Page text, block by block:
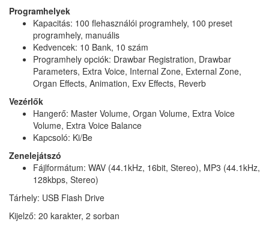
Programhelyek
Kapacitás: 100 flehasználói programhely, 100 preset
programhely, manuális
Kedvencek: 10 Bank, 10 szám
Programhely opciók: Drawbar Registration, Drawbar
Parameters, Extra Voice, Internal Zone, External Zone,
Organ Effects, Animation, Exv Effects, Reverb
Vezérlők
Hangerő: Master Volume, Organ Volume, Extra Voice
Volume, Extra Voice Balance
Kapcsoló: Ki/Be
Zenelejátszó
Fájlformátum: WAV (44.1kHz, 16bit, Stereo), MP3 (44.1kHz,
128kbps, Stereo)
Tárhely: USB Flash Drive
Kijelző: 20 karakter, 2 sorban